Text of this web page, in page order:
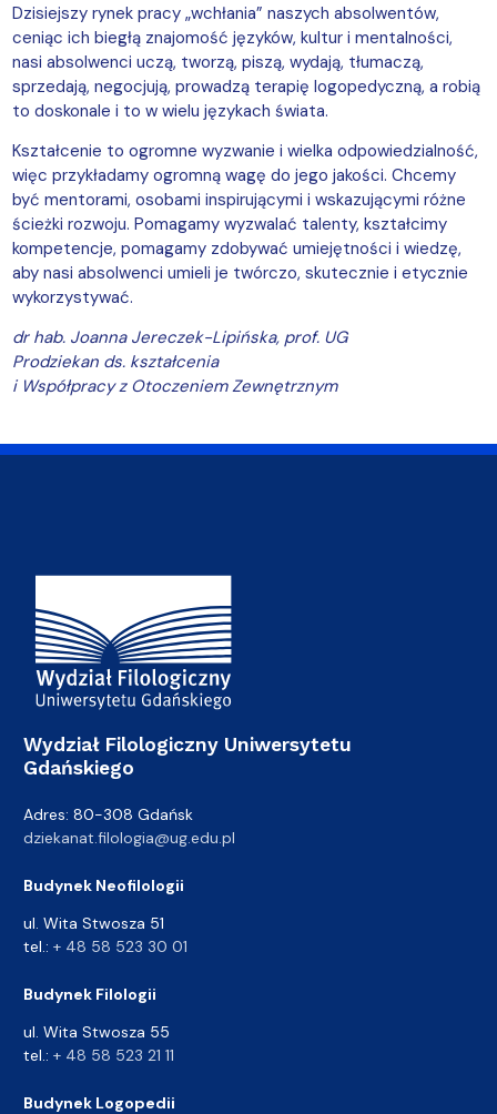
Dzisiejszy rynek pracy „wchłania” naszych absolwentów,
ceniąc ich biegłą znajomość języków, kultur i mentalności,
nasi absolwenci uczą, tworzą, piszą, wydają, tłumaczą,
sprzedają, negocjują, prowadzą terapię logopedyczną, a robią
to doskonale i to w wielu językach świata.
Kształcenie to ogromne wyzwanie i wielka odpowiedzialność,
więc przykładamy ogromną wagę do jego jakości. Chcemy
być mentorami, osobami inspirującymi i wskazującymi różne
ścieżki rozwoju. Pomagamy wyzwalać talenty, kształcimy
kompetencje, pomagamy zdobywać umiejętności i wiedzę,
aby nasi absolwenci umieli je twórczo, skutecznie i etycznie
wykorzystywać.
dr hab. Joanna Jereczek-Lipińska, prof. UG
Prodziekan ds. kształcenia
i Współpracy z Otoczeniem Zewnętrznym
Adres Wydziału
Wydział Filologiczny Uniwersytetu
Gdańskiego
Adres: 80-308 Gdańsk
dziekanat.filologia@ug.edu.pl
Budynek Neofilologii
ul. Wita Stwosza 51
tel.: + 48 58 523 30 01
Budynek Filologii
ul. Wita Stwosza 55
tel.: + 48 58 523 21 11
Budynek Logopedii